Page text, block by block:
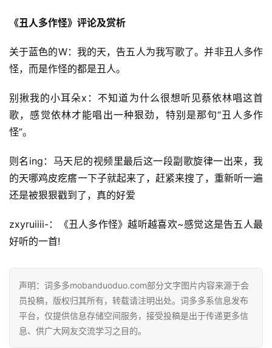
《丑人多作怪》评论及赏析
关于蓝色的W：我的天，告五人为我写歌了。并非丑人多作
怪，而是作怪的都是丑人。
别揪我的小耳朵x：不知道为什么很想听见蔡依林唱这首
歌，感觉依林才能唱出一种狠劲，特别是那句“丑人多作
怪”。
则名ing：马天尼的视频里最后这一段副歌旋律一出来，我
的天哪鸡皮疙瘩一下子就起来了，赶紧来搜了，重新听一遍
还是被狠狠戳到了，真的好爱
zxyruiiii-：《丑人多作怪》越听越喜欢~感觉这是告五人最
好听的一首!
声明：词多多mobanduoduo.com部分文字图片内容来源于会
员投稿，版权归其所有，转载请注明出处。词多多系信息发布
平台，仅提供信息存储空间服务，接受投稿是出于传递更多信
息、供广大网友交流学习之目的。